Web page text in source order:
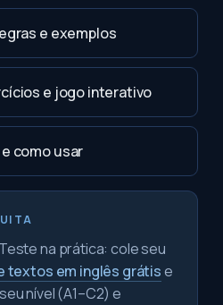
e exemplos
e jogo interativo
e como usar
na prática: cole seu
textos em inglês grátise
nível (A1–C2) e